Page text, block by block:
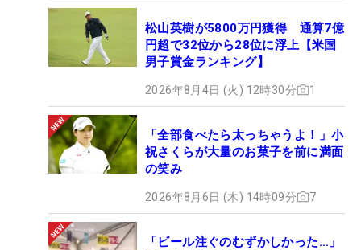
松山英樹が5800万円獲得 通算7億
円超で32位から28位に浮上【米国
男子賞金ランキング】
2026年8月4日 (火) 12時30分 1
「全部食べたら太っちゃうよ！」小
祝さくらが大量のお菓子を前に満面
の笑み
2026年8月6日 (木) 14時09分 7
「ビール注ぐのむずかしかった…」